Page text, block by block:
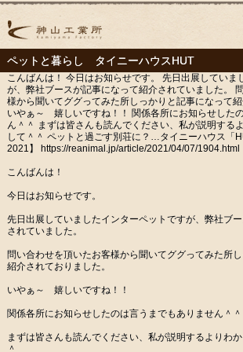
ペットと暮らし タイニーハウスHUT
こんばんは！ 今日はお知らせです。 先日出展していま
が、弊社ブースが記事になって紹介されていました。
様から聞いてググってみた所しっかりと記事になって紹
いやぁ～ 嬉しいですね！！ 関係各所にお知らせした
ん＾＾ まずは皆さんも読んでください、私が説明する
して＾＾ ペットと過ごす別荘に？…タイニーハウス「
2021】 https://reanimal.jp/article/2021/04/07/1904.html
こんばんは！
今日はお知らせです。
先日出展していましたインターペットですが、弊社ブ
されていました。
問い合わせを頂いたお客様から聞いてググってみた所
紹介されておりました。
いやぁ～ 嬉しいですね！！
関係各所にお知らせしたのは言うまでもありません＾＾
まずは皆さんも読んでください、私が説明するよりわ
＾